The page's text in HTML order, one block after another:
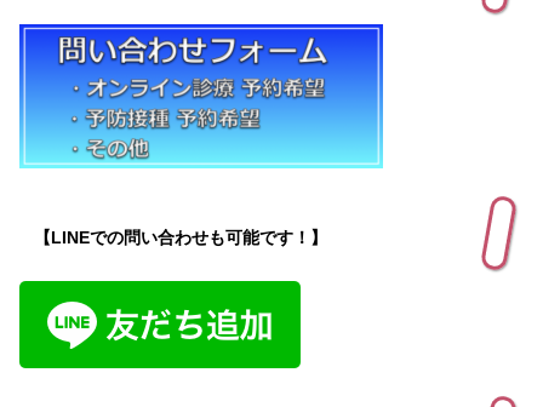
【LINEでの問い合わせも可能です！】